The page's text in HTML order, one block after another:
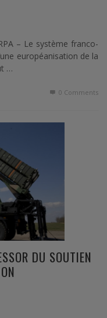
– Le système franco-
européanisation de la
…
0 Comments
DU SOUTIEN